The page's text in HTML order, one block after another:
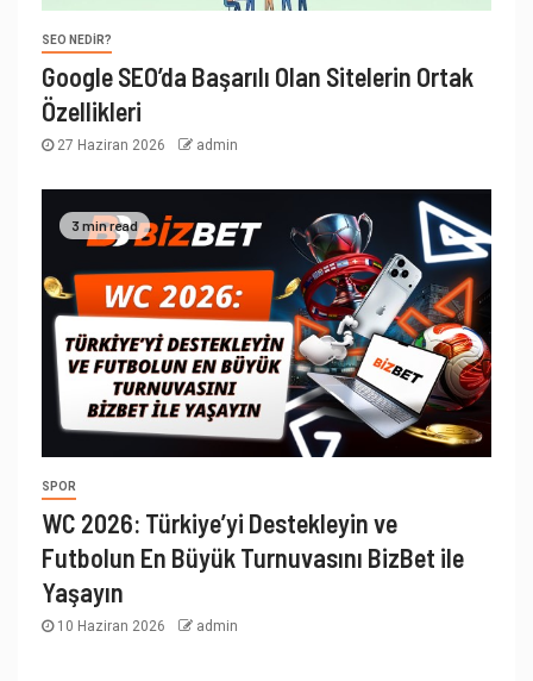
SEO NEDIR?
Google SEO’da Başarılı Olan Sitelerin Ortak
Özellikleri
27 Haziran 2026 admin
3 min read
SPOR
WC 2026: Türkiye’yi Destekleyin ve
Futbolun En Büyük Turnuvasını BizBet ile
Yaşayın
10 Haziran 2026 admin